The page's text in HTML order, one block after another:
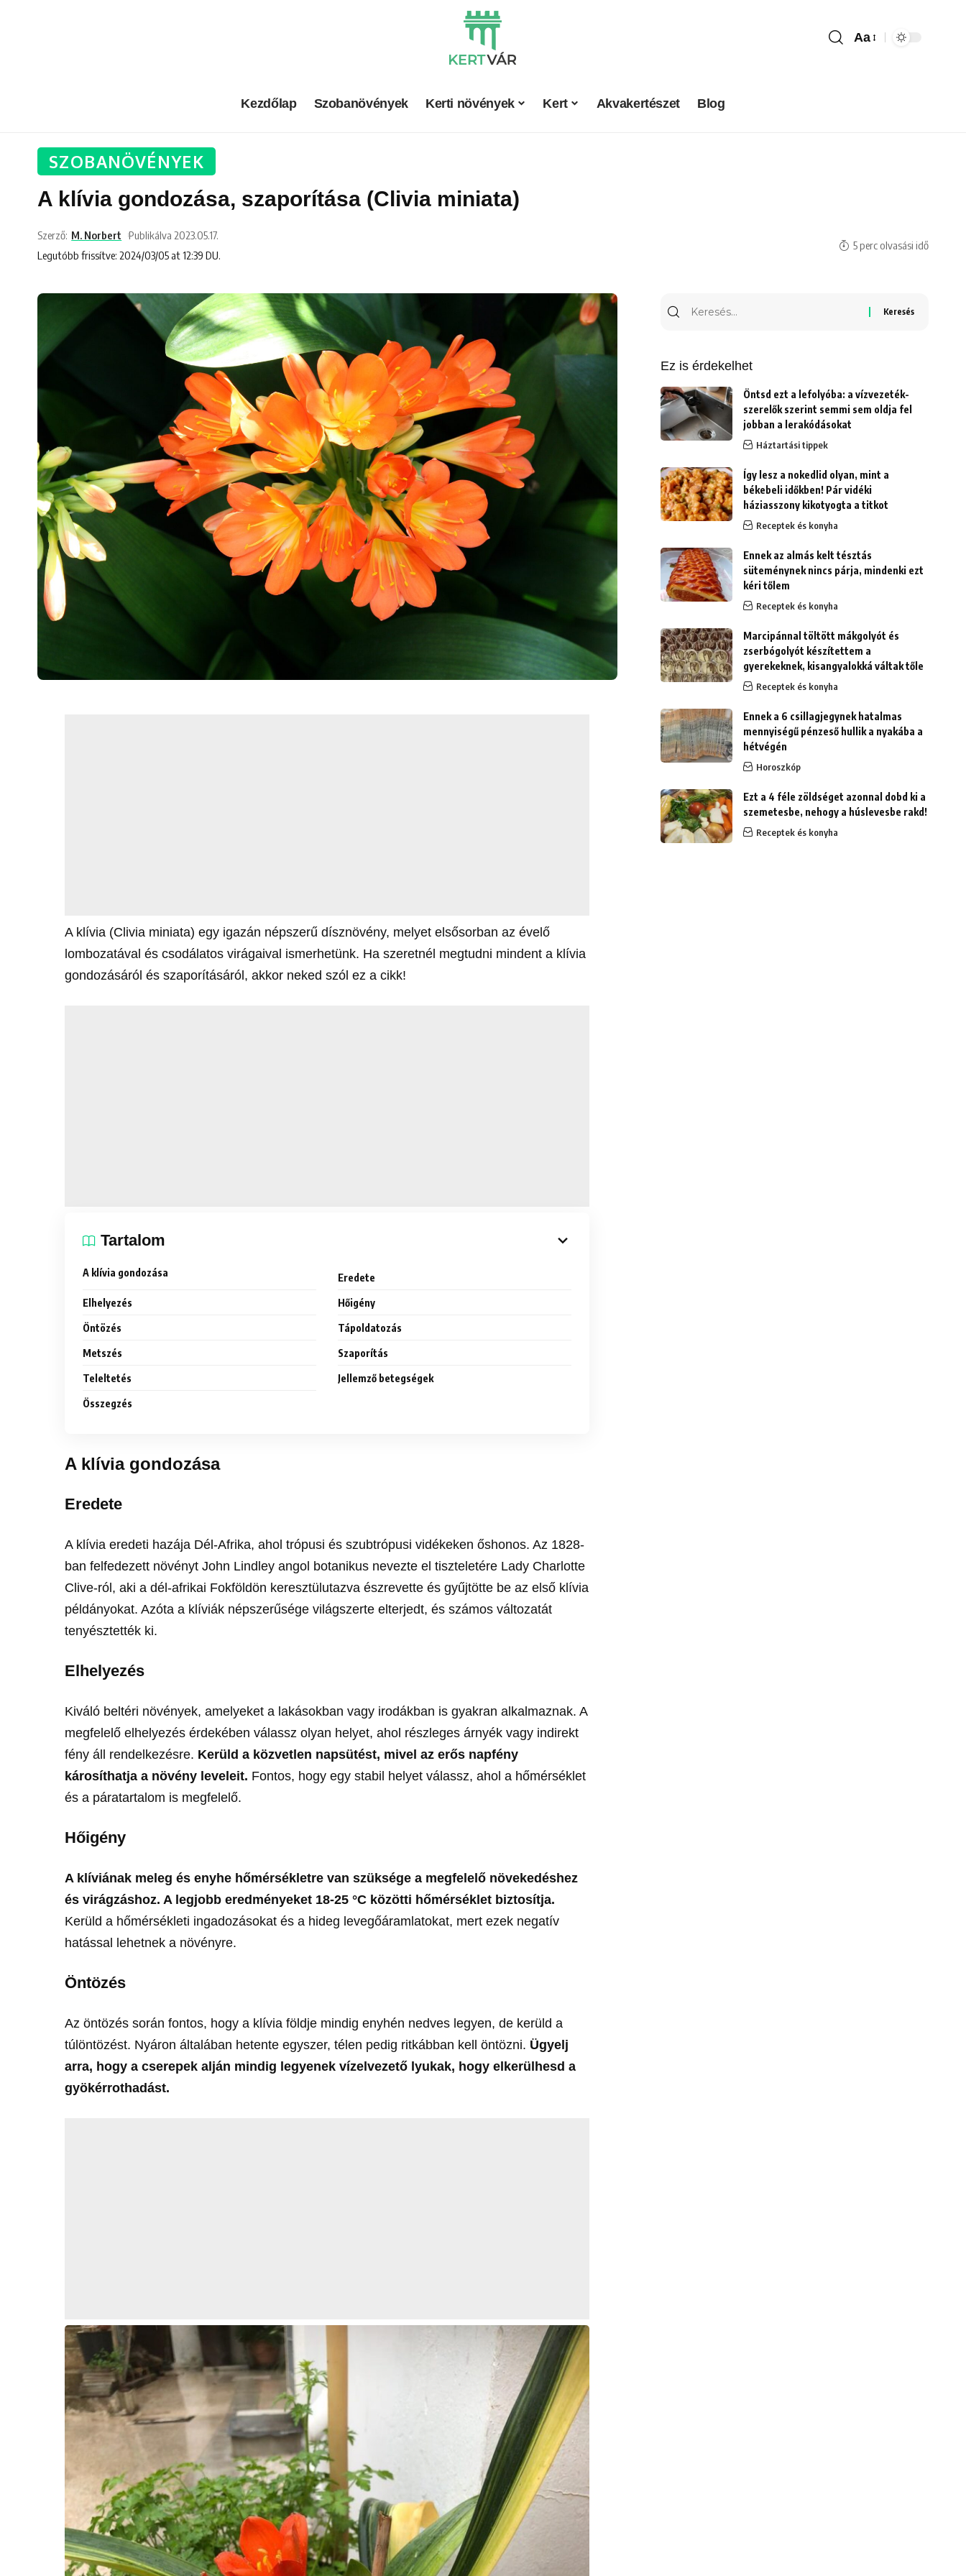
Aa
Kezdőlap Szobanövények Kerti növények Kert Akvakertészet Blog
SZOBANÖVÉNYEK
A klívia gondozása, szaporítása (Clivia miniata)
Legutóbb frissítve: 2024/03/05 at 12:39 DU.
Szerző: M. Norbert Publikálva 2023.05.17.
5 perc olvasási idő
A klívia (Clivia miniata) egy igazán népszerű dísznövény, melyet elsősorban az évelő
lombozatával és csodálatos virágaival ismerhetünk. Ha szeretnél megtudni mindent a klívia
gondozásáról és szaporításáról, akkor neked szól ez a cikk!
Tartalom
A klívia gondozása Eredete
Elhelyezés Hőigény
Öntözés Tápoldatozás
Metszés Szaporítás
Teleltetés Jellemző betegségek
Összegzés
A klívia gondozása
Eredete
A klívia eredeti hazája Dél-Afrika, ahol trópusi és szubtrópusi vidékeken őshonos. Az 1828-
ban felfedezett növényt John Lindley angol botanikus nevezte el tiszteletére Lady Charlotte
Clive-ról, aki a dél-afrikai Fokföldön keresztülutazva észrevette és gyűjtötte be az első klívia
példányokat. Azóta a klíviák népszerűsége világszerte elterjedt, és számos változatát
tenyésztették ki.
Elhelyezés
Kiváló beltéri növények, amelyeket a lakásokban vagy irodákban is gyakran alkalmaznak. A
megfelelő elhelyezés érdekében válassz olyan helyet, ahol részleges árnyék vagy indirekt
fény áll rendelkezésre. Kerüld a közvetlen napsütést, mivel az erős napfény
károsíthatja a növény leveleit. Fontos, hogy egy stabil helyet válassz, ahol a hőmérséklet
és a páratartalom is megfelelő.
Hőigény
A klíviának meleg és enyhe hőmérsékletre van szüksége a megfelelő növekedéshez
és virágzáshoz. A legjobb eredményeket 18-25 °C közötti hőmérséklet biztosítja.
Kerüld a hőmérsékleti ingadozásokat és a hideg levegőáramlatokat, mert ezek negatív
hatással lehetnek a növényre.
Öntözés
Az öntözés során fontos, hogy a klívia földje mindig enyhén nedves legyen, de kerüld a
túlöntözést. Nyáron általában hetente egyszer, télen pedig ritkábban kell öntözni. Ügyelj
arra, hogy a cserepek alján mindig legyenek vízelvezető lyukak, hogy elkerülhesd a
gyökérrothadást.
Ez is érdekelhet
Öntsd ezt a lefolyóba: a vízvezeték-
szerelők szerint semmi sem oldja fel
jobban a lerakódásokat
Háztartási tippek
Így lesz a nokedlid olyan, mint a
békebeli időkben! Pár vidéki
háziasszony kikotyogta a titkot
Receptek és konyha
Ennek az almás kelt tésztás
süteménynek nincs párja, mindenki ezt
kéri tőlem
Receptek és konyha
Marcipánnal töltött mákgolyót és
zserbógolyót készítettem a
gyerekeknek, kisangyalokká váltak tőle
Receptek és konyha
Ennek a 6 csillagjegynek hatalmas
mennyiségű pénzeső hullik a nyakába a
hétvégén
Horoszkóp
Ezt a 4 féle zöldséget azonnal dobd ki a
szemetesbe, nehogy a húslevesbe rakd!
Receptek és konyha